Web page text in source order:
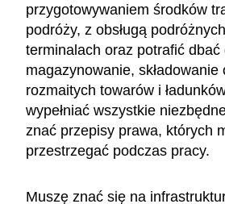
przygotowywaniem środków
podróży, z obsługą
terminalach oraz potrafić dbać
magazynowanie, składowanie
rozmaitych towarów i
wypełniać wszystkie
znać przepisy prawa, których
przestrzegać podczas pracy.
Muszę znać się na